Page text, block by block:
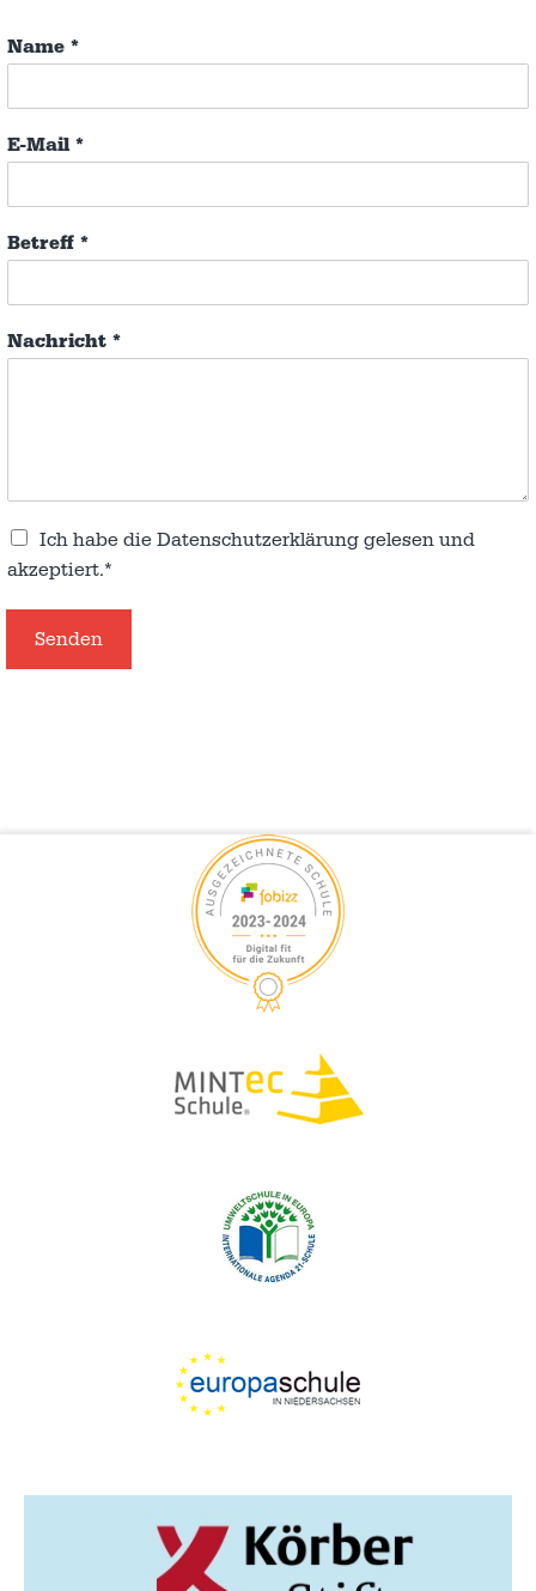
Name *
E-Mail *
Betreff *
Nachricht *
Ich habe die Datenschutzerklärung gelesen und
akzeptiert.*
Senden